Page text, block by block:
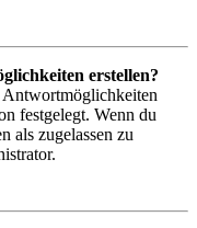
erstellen?
festgelegt. Wenn du
als zugelassen zu